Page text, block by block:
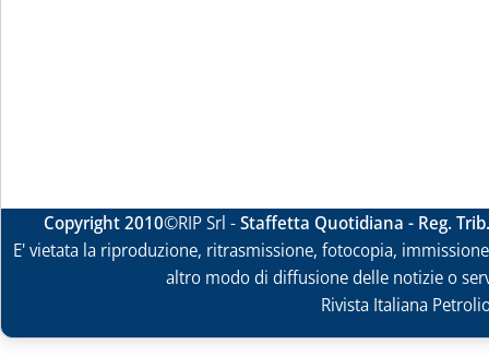
Copyright 2010©RIP Srl -Staffetta Quotidiana - Reg.
E' vietata la riproduzione, ritrasmissione, fotocopia,
altro modo di diffusione delle notizie o
Rivista Italiana